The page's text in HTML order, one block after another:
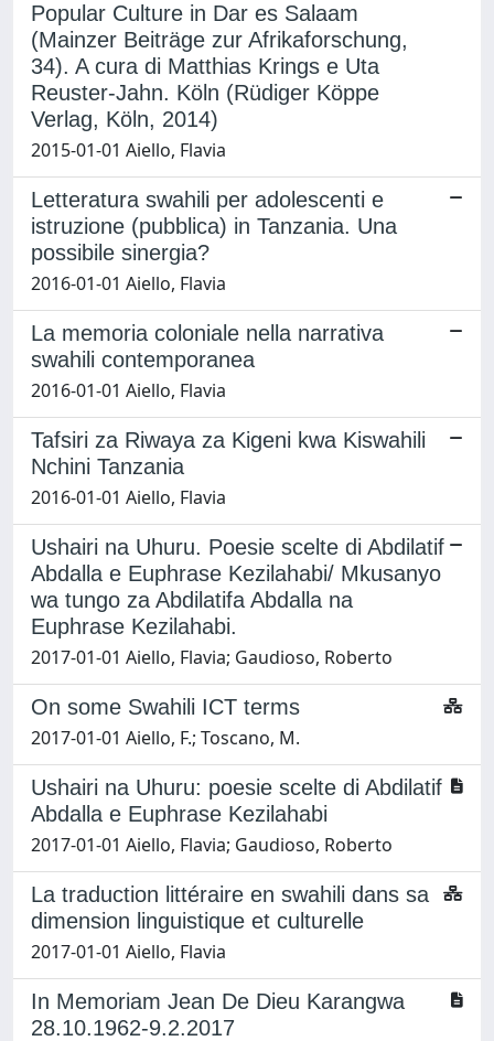
Popular Culture in Dar es Salaam
(Mainzer Beiträge zur Afrikaforschung,
34). A cura di Matthias Krings e Uta
Reuster-Jahn. Köln (Rüdiger Köppe
Verlag, Köln, 2014)
2015-01-01 Aiello, Flavia
Letteratura swahili per adolescenti e
istruzione (pubblica) in Tanzania. Una
possibile sinergia?
2016-01-01 Aiello, Flavia
La memoria coloniale nella narrativa
swahili contemporanea
2016-01-01 Aiello, Flavia
Tafsiri za Riwaya za Kigeni kwa Kiswahili
Nchini Tanzania
2016-01-01 Aiello, Flavia
Ushairi na Uhuru. Poesie scelte di Abdilatif
Abdalla e Euphrase Kezilahabi/ Mkusanyo
wa tungo za Abdilatifa Abdalla na
Euphrase Kezilahabi.
2017-01-01 Aiello, Flavia; Gaudioso, Roberto
On some Swahili ICT terms
2017-01-01 Aiello, F.; Toscano, M.
Ushairi na Uhuru: poesie scelte di Abdilatif
Abdalla e Euphrase Kezilahabi
2017-01-01 Aiello, Flavia; Gaudioso, Roberto
La traduction littéraire en swahili dans sa
dimension linguistique et culturelle
2017-01-01 Aiello, Flavia
In Memoriam Jean De Dieu Karangwa
28.10.1962-9.2.2017